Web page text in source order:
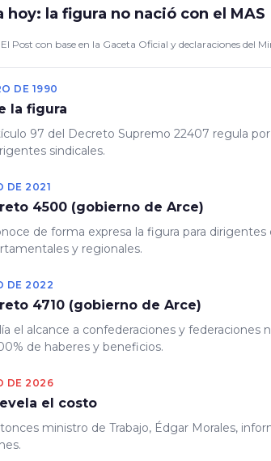
hoy: la figura no nació con el MAS
Post con base en la Gaceta Oficial y declaraciones del
DE 1990
la figura
97 del Decreto Supremo 22407 regula
sindicales.
DE 2021
4500 (gobierno de Arce)
de forma expresa la figura para dirigentes
y regionales.
DE 2022
4710 (gobierno de Arce)
el alcance a confederaciones y federaciones
de haberes y beneficios.
DE 2026
el costo
ministro de Trabajo, Édgar Morales,